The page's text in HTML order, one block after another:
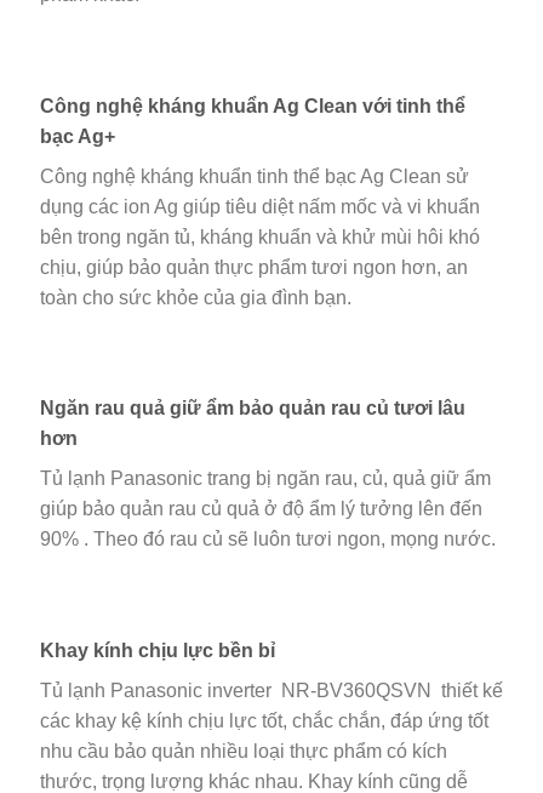
Công nghệ kháng khuẩn Ag Clean với tinh thể
bạc Ag+
Công nghệ kháng khuẩn tinh thể bạc Ag Clean sử
dụng các ion Ag giúp tiêu diệt nấm mốc và vi khuẩn
bên trong ngăn tủ, kháng khuẩn và khử mùi hôi khó
chịu, giúp bảo quản thực phẩm tươi ngon hơn, an
toàn cho sức khỏe của gia đình bạn.
Ngăn rau quả giữ ẩm bảo quản rau củ tươi lâu
hơn
Tủ lạnh Panasonic trang bị ngăn rau, củ, quả giữ ẩm
giúp bảo quản rau củ quả ở độ ẩm lý tưởng lên đến
90% . Theo đó rau củ sẽ luôn tươi ngon, mọng nước.
Khay kính chịu lực bền bỉ
Tủ lạnh Panasonic inverter NR-BV360QSVN thiết kế
các khay kệ kính chịu lực tốt, chắc chắn, đáp ứng tốt
nhu cầu bảo quản nhiều loại thực phẩm có kích
thước, trọng lượng khác nhau. Khay kính cũng dễ